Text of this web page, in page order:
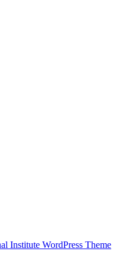
Institute WordPress Theme